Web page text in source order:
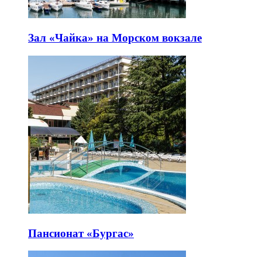
Зал «Чайка» на Морском вокзале
Пансионат «Бургас»